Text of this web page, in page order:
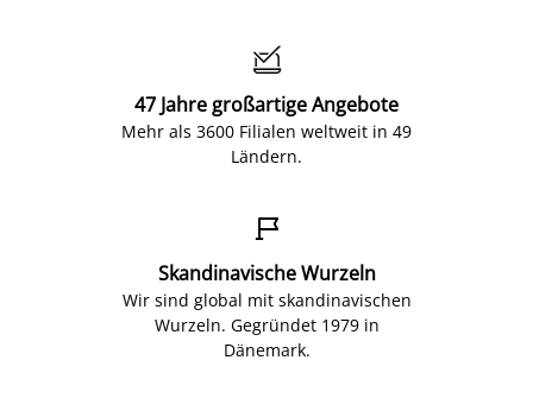

47 Jahre großartige Angebote
Mehr als 3600 Filialen weltweit in 49
Ländern.

Skandinavische Wurzeln
Wir sind global mit skandinavischen
Wurzeln. Gegründet 1979 in
Dänemark.